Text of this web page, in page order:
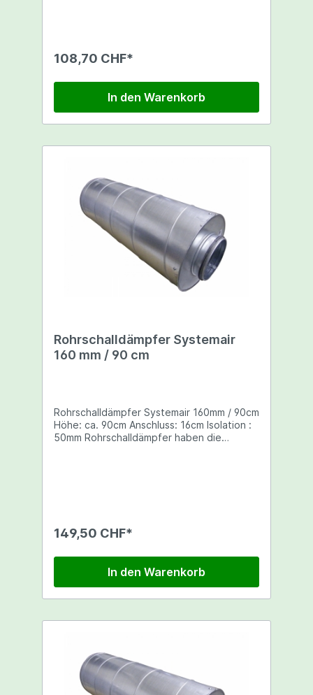
108,70 CHF*
In den Warenkorb
Rohrschalldämpfer Systemair
160 mm / 90 cm
Rohrschalldämpfer Systemair 160mm / 90cm
Höhe: ca. 90cm Anschluss: 16cm Isolation :
50mm Rohrschalldämpfer haben die
149,50 CHF*
In den Warenkorb